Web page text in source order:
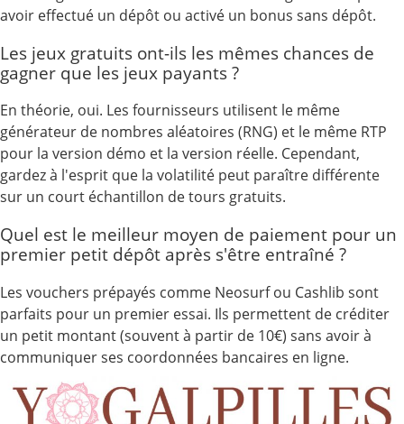
avoir effectué un dépôt ou activé un bonus sans dépôt.
Les jeux gratuits ont-ils les mêmes chances de
gagner que les jeux payants ?
En théorie, oui. Les fournisseurs utilisent le même
générateur de nombres aléatoires (RNG) et le même RTP
pour la version démo et la version réelle. Cependant,
gardez à l'esprit que la volatilité peut paraître différente
sur un court échantillon de tours gratuits.
Quel est le meilleur moyen de paiement pour un
premier petit dépôt après s'être entraîné ?
Les vouchers prépayés comme Neosurf ou Cashlib sont
parfaits pour un premier essai. Ils permettent de créditer
un petit montant (souvent à partir de 10€) sans avoir à
communiquer ses coordonnées bancaires en ligne.